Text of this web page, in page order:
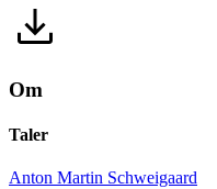
Om
Taler
Anton Martin Schweigaard